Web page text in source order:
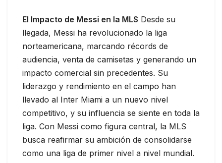
El Impacto de Messi en la MLS Desde su
llegada, Messi ha revolucionado la liga
norteamericana, marcando récords de
audiencia, venta de camisetas y generando un
impacto comercial sin precedentes. Su
liderazgo y rendimiento en el campo han
llevado al Inter Miami a un nuevo nivel
competitivo, y su influencia se siente en toda la
liga. Con Messi como figura central, la MLS
busca reafirmar su ambición de consolidarse
como una liga de primer nivel a nivel mundial.